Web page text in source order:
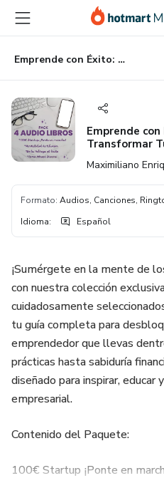
principal
página
de
página
Emprende con Éxito: 4 Audiolibros para Transformar Tu Mentalidad Empresarial
Emprende
Transformar
Maximiliano
Formato: Audios, Canciones,
Idioma: Español
¡Sumérgete en la mente de
con nuestra colección
cuidadosamente
tu guía completa para
emprendedor que llevas
prácticas hasta sabiduría
diseñado para inspirar, educar
empresarial.
Contenido del Paquete:
100€ Startup ¡Ponte en